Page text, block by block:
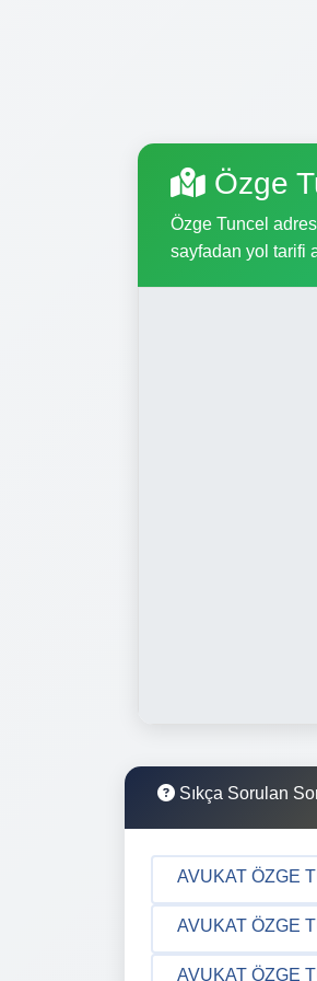
Özge
Özge Tuncel
sayfadan yol tarifi
Sıkça Sorulan
AVUKAT ÖZGE
AVUKAT ÖZGE
AVUKAT ÖZGE